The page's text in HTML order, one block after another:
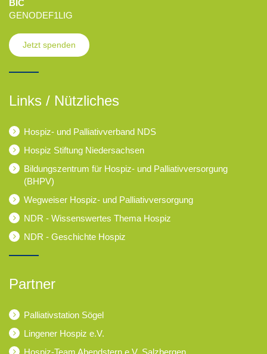
BIC
GENODEF1LIG
Jetzt spenden
Links / Nützliches
Hospiz- und Palliativverband NDS
Hospiz Stiftung Niedersachsen
Bildungszentrum für Hospiz- und Palliativversorgung
(BHPV)
Wegweiser Hospiz- und Palliativversorgung
NDR - Wissenswertes Thema Hospiz
NDR - Geschichte Hospiz
Partner
Palliativstation Sögel
Lingener Hospiz e.V.
Hospiz-Team Abendstern e.V. Salzbergen